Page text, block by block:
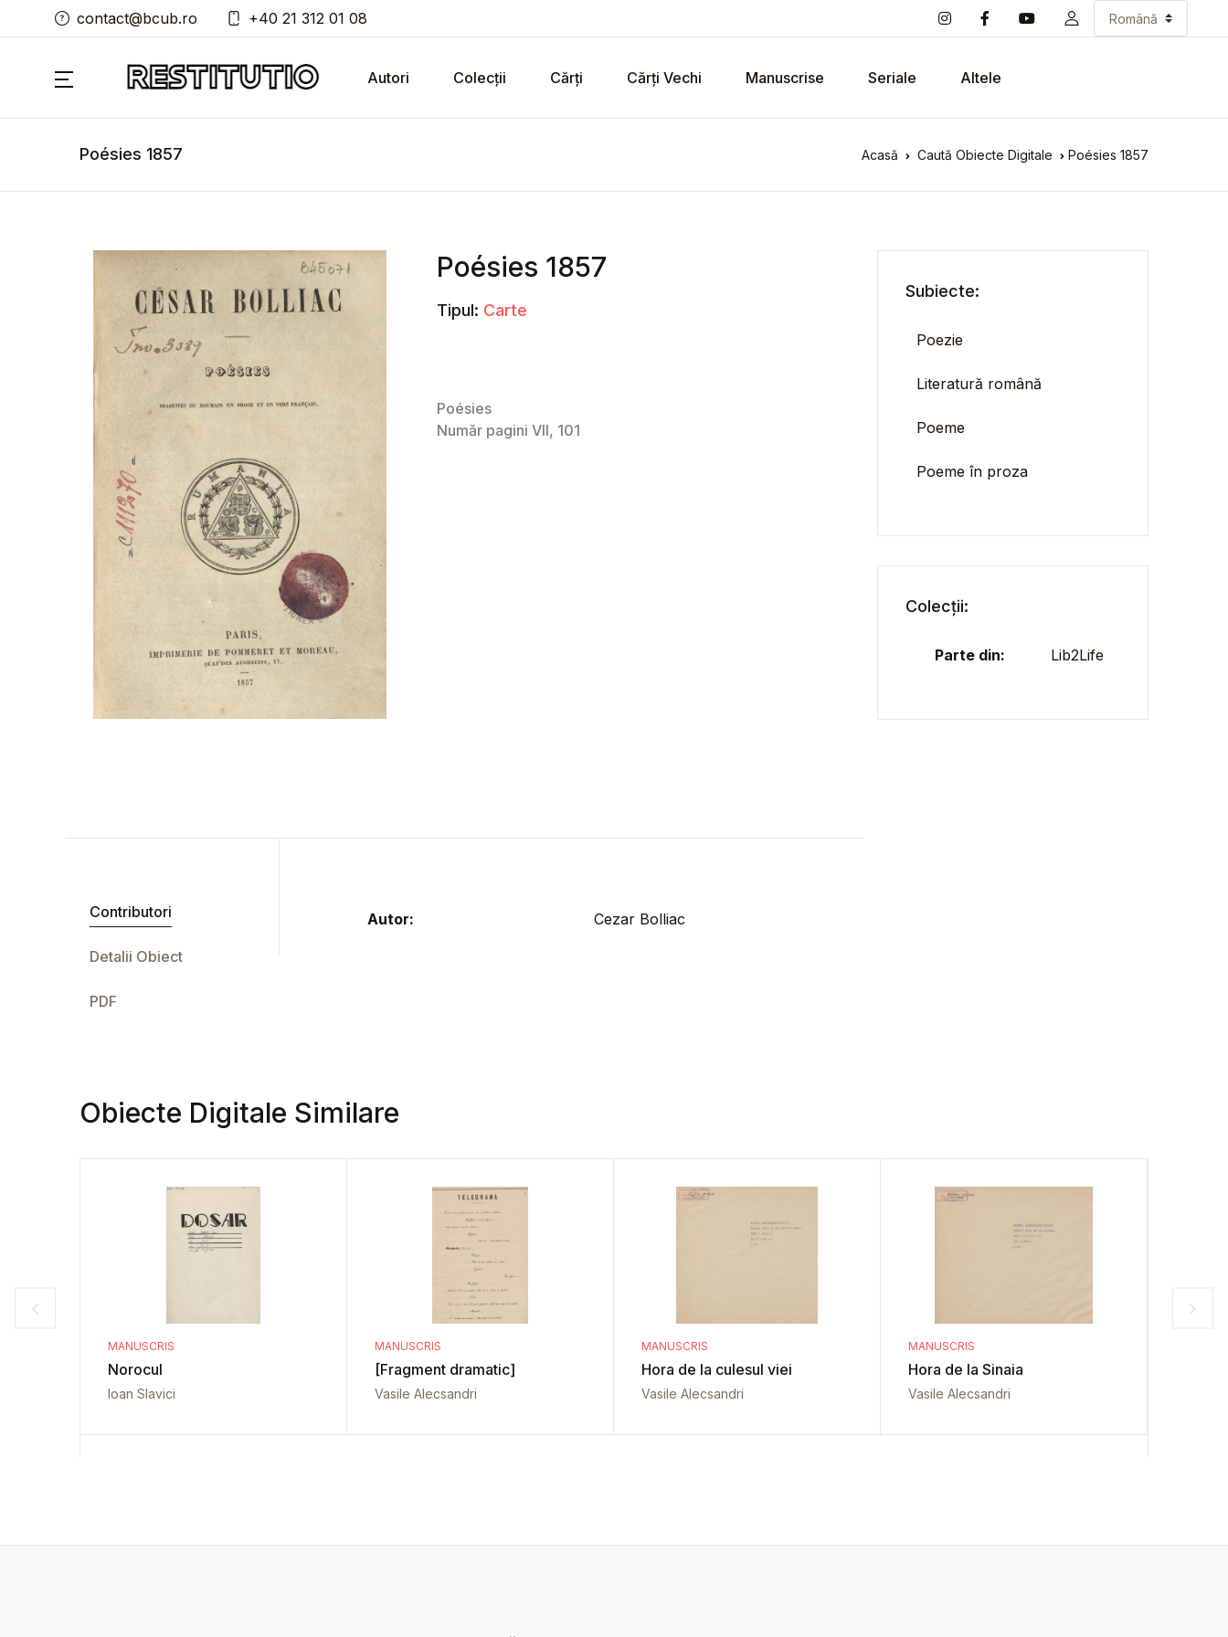
contact@bcub.ro +40 21 312 01 08
Autori Colecții Cărți Cărți Vechi Manuscrise Seriale Altele
Poésies 1857 Acasă Caută Obiecte Digitale Poésies 1857
Poésies 1857
Tipul: Carte
Contributori
Detalii Obiect
PDF
Autor: Cezar Bolliac
Subiecte:
Poezie
Literatură română
Poeme
Poeme în proza
Colecții:
Parte din: Lib2Life
Obiecte Digitale Similare
MANUSCRIS
Norocul
Ioan Slavici
MANUSCRIS
[Fragment dramatic]
Vasile Alecsandri
MANUSCRIS
Hora de la culesul viei
Vasile Alecsandri
MANUSCRIS
Hora de la Sinaia
Vasile Alecsandri